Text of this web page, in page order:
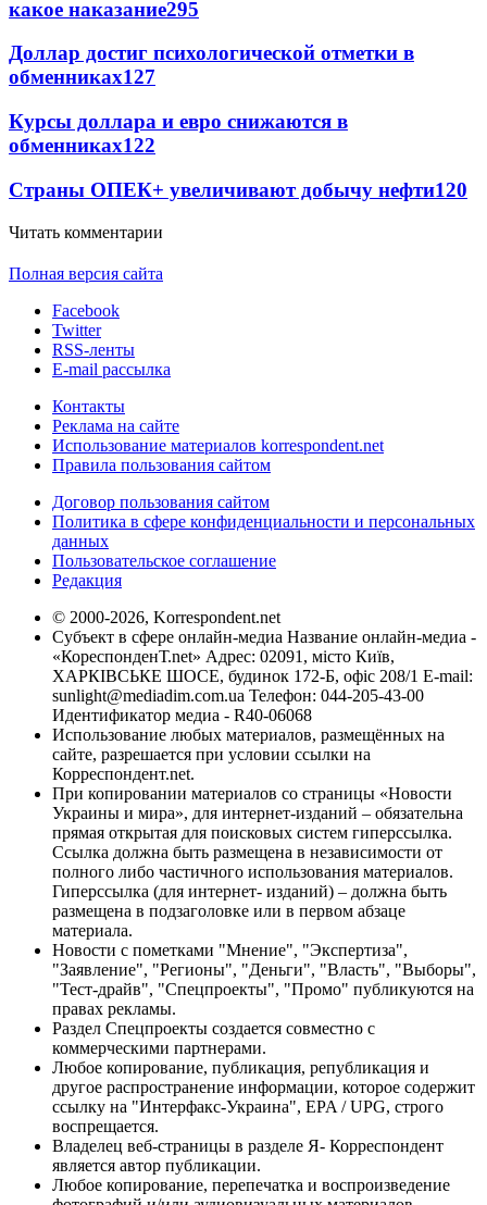
какое наказание295
Доллар достиг психологической отметки в
обменниках127
Курсы доллара и евро снижаются в
обменниках122
Страны ОПЕК+ увеличивают добычу нефти120
Читать комментарии
Полная версия сайта
Facebook
Twitter
RSS-ленты
E-mail рассылка
Контакты
Реклама на сайте
Использование материалов korrespondent.net
Правила пользования сайтом
Договор пользования сайтом
Политика в сфере конфиденциальности и персональных
данных
Пользовательское соглашение
Редакция
© 2000-2026, Korrespondent.net
Субъект в сфере онлайн-медиа Название онлайн-медиа -
«КореспонденТ.net» Адрес: 02091, місто Київ,
ХАРКІВСЬКЕ ШОСЕ, будинок 172-Б, офіс 208/1 E-mail:
sunlight@mediadim.com.ua Телефон: 044-205-43-00
Идентификатор медиа - R40-06068
Использование любых материалов, размещённых на
сайте, разрешается при условии ссылки на
Корреспондент.net.
При копировании материалов со страницы «Новости
Украины и мира», для интернет-изданий – обязательна
прямая открытая для поисковых систем гиперссылка.
Ссылка должна быть размещена в независимости от
полного либо частичного использования материалов.
Гиперссылка (для интернет- изданий) – должна быть
размещена в подзаголовке или в первом абзаце
материала.
Новости с пометками "Мнение", "Экспертиза",
"Заявление", "Регионы", "Деньги", "Власть", "Выборы",
"Тест-драйв", "Спецпроекты", "Промо" публикуются на
правах рекламы.
Раздел Спецпроекты создается совместно с
коммерческими партнерами.
Любое копирование, публикация, републикация и
другое распространение информации, которое содержит
ссылку на "Интерфакс-Украина", EPA / UPG, строго
воспрещается.
Владелец веб-страницы в разделе Я- Корреспондент
является автор публикации.
Любое копирование, перепечатка и воспроизведение